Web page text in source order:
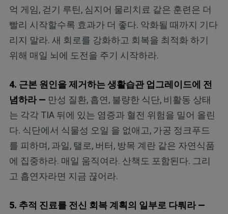
억 게임, 걷기 루틴, 심지어 물리치료 같은 훈련은 더
빨리 시작할수록 효과가 더 좋다. 악화될 때까지 기다
리지 말라. 새 회로를 강화하고 회복을 최적화하기
위해 매일 뇌에 도전을 주기 시작하라.
4. 근본 원인을 제거하는 생활습관 업그레이드에 전
념하라 — 만성 질환, 흡연, 불량한 식단, 비활동 상태
는 각각 TIA 뒤에 있는 염증과 혈전 위험을 밀어 올린
다. 식단에서 식물성 오일 을 없애고, 가공 정크푸드
를 피하며, 과일, 탤로, 버터, 방목 계란 같은 자연식품
에 집중하라. 매일 움직여라. 산책도 포함된다. 그리
고 흡연자라면 지금 끊어라.
5. 추적 진료를 전신 회복 계획의 일부로 다뤄라 —